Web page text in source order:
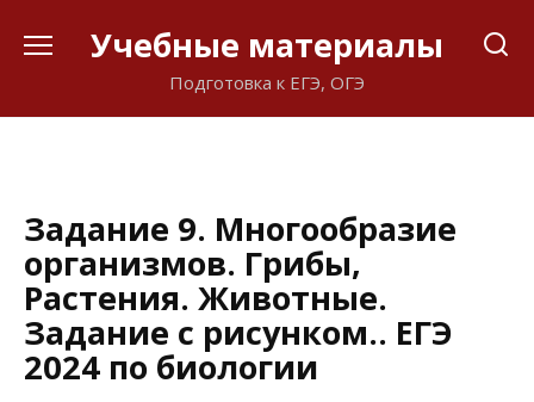
Учебные материалы
Подготовка к ЕГЭ, ОГЭ
Задание 9. Многообразие
организмов. Грибы,
Растения. Животные.
Задание с рисунком.. ЕГЭ
2024 по биологии